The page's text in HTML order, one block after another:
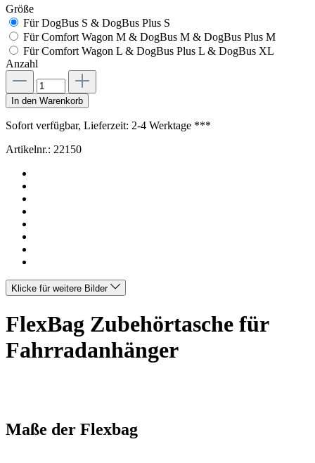
Größe
Für DogBus S & DogBus Plus S
Für Comfort Wagon M & DogBus M & DogBus Plus M
Für Comfort Wagon L & DogBus Plus L & DogBus XL
Anzahl
In den Warenkorb
Sofort verfügbar, Lieferzeit: 2-4 Werktage ***
Artikelnr.: 22150
Klicke für weitere Bilder
FlexBag Zubehörtasche für
Fahrradanhänger
Maße der Flexbag